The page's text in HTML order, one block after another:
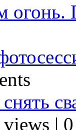
огонь.
|